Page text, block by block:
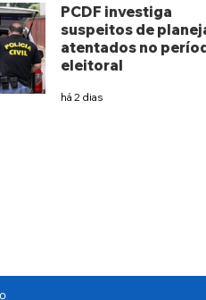
PCDF investiga
suspeitos de
atentados no
eleitoral
há 2 dias